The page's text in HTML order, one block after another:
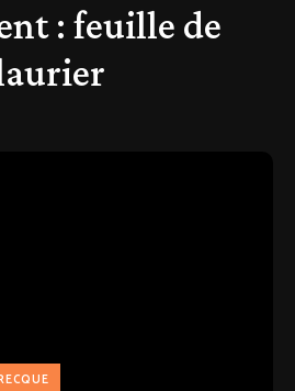
: feuille de